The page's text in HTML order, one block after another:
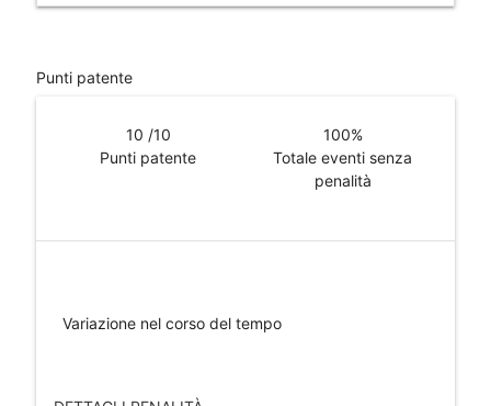
Punti patente
10 /10
100%
Punti patente
Totale eventi senza
penalità
Variazione nel corso del tempo